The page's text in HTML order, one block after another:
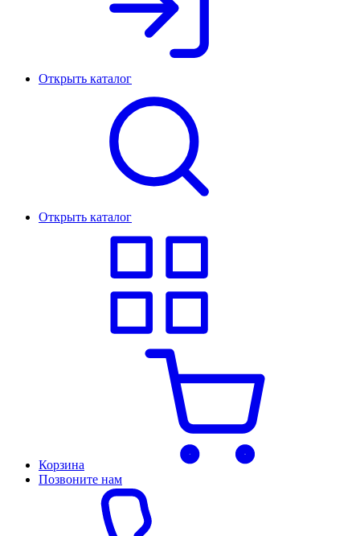
Открыть каталог
Открыть каталог
Корзина
Позвоните нам